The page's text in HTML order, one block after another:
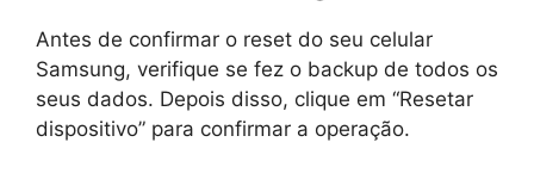
Antes de confirmar o reset do seu celular
Samsung, verifique se fez o backup de todos os
seus dados. Depois disso, clique em “Resetar
dispositivo” para confirmar a operação.